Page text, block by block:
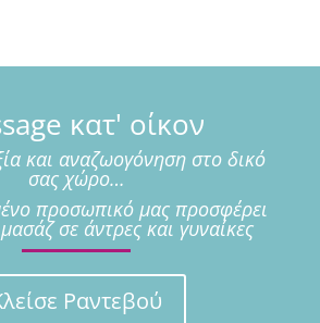
κατ' οίκον
και αναζωογόνηση στο δικό
σας χώρο…
προσωπικό μας προσφέρει
σε άντρες και γυναίκες
Ραντεβού